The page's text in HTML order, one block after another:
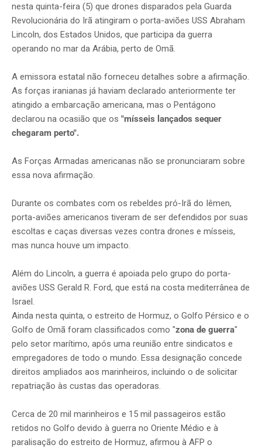
nesta quinta-feira (5) que drones disparados pela Guarda
Revolucionária do Irã atingiram o porta-aviões USS Abraham
Lincoln, dos Estados Unidos, que participa da guerra
operando no mar da Arábia, perto de Omã.
A emissora estatal não forneceu detalhes sobre a afirmação.
As forças iranianas já haviam declarado anteriormente ter
atingido a embarcação americana, mas o Pentágono
declarou na ocasião que os "mísseis lançados sequer
chegaram perto".
As Forças Armadas americanas não se pronunciaram sobre
essa nova afirmação.
Durante os combates com os rebeldes pró-Irã do Iêmen,
porta-aviões americanos tiveram de ser defendidos por suas
escoltas e caças diversas vezes contra drones e mísseis,
mas nunca houve um impacto.
Além do Lincoln, a guerra é apoiada pelo grupo do porta-
aviões USS Gerald R. Ford, que está na costa mediterrânea de
Israel.
Ainda nesta quinta, o estreito de Hormuz, o Golfo Pérsico e o
Golfo de Omã foram classificados como "zona de guerra"
pelo setor marítimo, após uma reunião entre sindicatos e
empregadores de todo o mundo. Essa designação concede
direitos ampliados aos marinheiros, incluindo o de solicitar
repatriação às custas das operadoras.
Cerca de 20 mil marinheiros e 15 mil passageiros estão
retidos no Golfo devido à guerra no Oriente Médio e à
paralisação do estreito de Hormuz, afirmou à AFP o